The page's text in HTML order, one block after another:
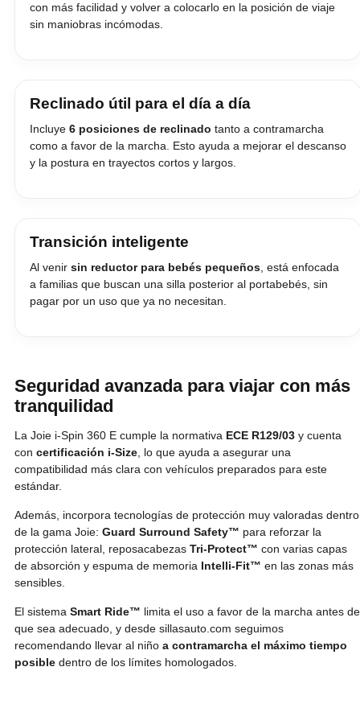
con más facilidad y volver a colocarlo en la posición de viaje
sin maniobras incómodas.
Reclinado útil para el día a día
Incluye 6 posiciones de reclinado tanto a contramarcha
como a favor de la marcha. Esto ayuda a mejorar el descanso
y la postura en trayectos cortos y largos.
Transición inteligente
Al venir sin reductor para bebés pequeños, está enfocada
a familias que buscan una silla posterior al portabebés, sin
pagar por un uso que ya no necesitan.
Seguridad avanzada para viajar con más
tranquilidad
La Joie i-Spin 360 E cumple la normativa ECE R129/03 y cuenta
con certificación i-Size, lo que ayuda a asegurar una
compatibilidad más clara con vehículos preparados para este
estándar.
Además, incorpora tecnologías de protección muy valoradas dentro
de la gama Joie: Guard Surround Safety™ para reforzar la
protección lateral, reposacabezas Tri-Protect™ con varias capas
de absorción y espuma de memoria Intelli-Fit™ en las zonas más
sensibles.
El sistema Smart Ride™ limita el uso a favor de la marcha antes de
que sea adecuado, y desde sillasauto.com seguimos
recomendando llevar al niño a contramarcha el máximo tiempo
posible dentro de los límites homologados.